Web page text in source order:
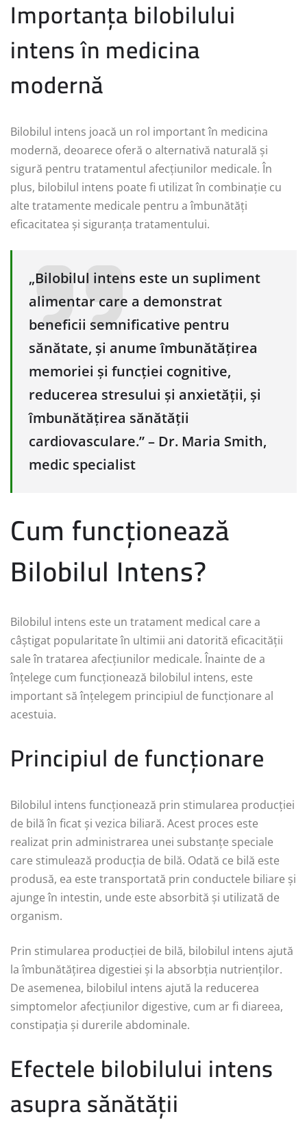
Importanța bilobilului
intens în medicina
modernă
Bilobilul intens joacă un rol important în medicina
modernă, deoarece oferă o alternativă naturală și
sigură pentru tratamentul afecțiunilor medicale. În
plus, bilobilul intens poate fi utilizat în combinație cu
alte tratamente medicale pentru a îmbunătăți
eficacitatea și siguranța tratamentului.
„Bilobilul intens este un supliment
alimentar care a demonstrat
beneficii semnificative pentru
sănătate, și anume îmbunătățirea
memoriei și funcției cognitive,
reducerea stresului și anxietății, și
îmbunătățirea sănătății
cardiovasculare.” – Dr. Maria Smith,
medic specialist
Cum funcționează
Bilobilul Intens?
Bilobilul intens este un tratament medical care a
câștigat popularitate în ultimii ani datorită eficacității
sale în tratarea afecțiunilor medicale. Înainte de a
înțelege cum funcționează bilobilul intens, este
important să înțelegem principiul de funcționare al
acestuia.
Principiul de funcționare
Bilobilul intens funcționează prin stimularea producției
de bilă în ficat și vezica biliară. Acest proces este
realizat prin administrarea unei substanțe speciale
care stimulează producția de bilă. Odată ce bilă este
produsă, ea este transportată prin conductele biliare și
ajunge în intestin, unde este absorbită și utilizată de
organism.
Prin stimularea producției de bilă, bilobilul intens ajută
la îmbunătățirea digestiei și la absorbția nutrienților.
De asemenea, bilobilul intens ajută la reducerea
simptomelor afecțiunilor digestive, cum ar fi diareea,
constipația și durerile abdominale.
Efectele bilobilului intens
asupra sănătății